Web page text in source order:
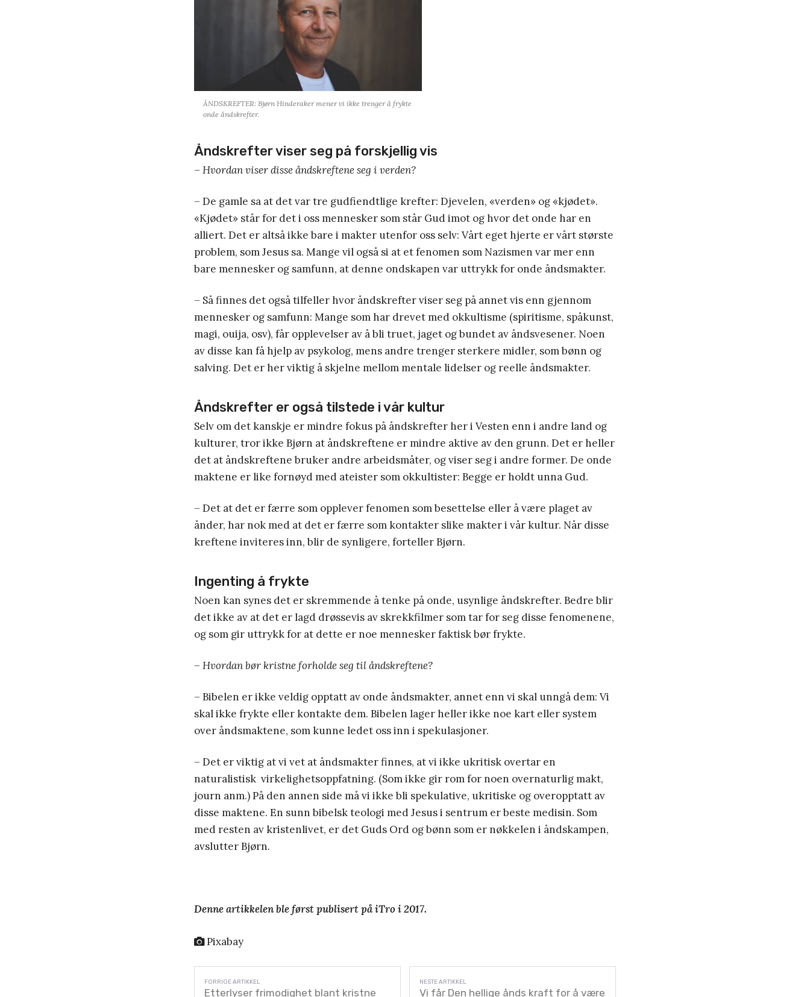
ÅNDSKREFTER: Bjørn Hinderaker mener vi ikke trenger å frykte
onde åndskrefter.
Åndskrefter viser seg på forskjellig vis
– Hvordan viser disse åndskreftene seg i verden?
– De gamle sa at det var tre gudfiendtlige krefter: Djevelen, «verden» og «kjødet».
«Kjødet» står for det i oss mennesker som står Gud imot og hvor det onde har en
alliert. Det er altså ikke bare i makter utenfor oss selv: Vårt eget hjerte er vårt største
problem, som Jesus sa. Mange vil også si at et fenomen som Nazismen var mer enn
bare mennesker og samfunn, at denne ondskapen var uttrykk for onde åndsmakter.
– Så finnes det også tilfeller hvor åndskrefter viser seg på annet vis enn gjennom
mennesker og samfunn: Mange som har drevet med okkultisme (spiritisme, spåkunst,
magi, ouija, osv), får opplevelser av å bli truet, jaget og bundet av åndsvesener. Noen
av disse kan få hjelp av psykolog, mens andre trenger sterkere midler, som bønn og
salving. Det er her viktig å skjelne mellom mentale lidelser og reelle åndsmakter.
Åndskrefter er også tilstede i vår kultur
Selv om det kanskje er mindre fokus på åndskrefter her i Vesten enn i andre land og
kulturer, tror ikke Bjørn at åndskreftene er mindre aktive av den grunn. Det er heller
det at åndskreftene bruker andre arbeidsmåter, og viser seg i andre former. De onde
maktene er like fornøyd med ateister som okkultister: Begge er holdt unna Gud.
– Det at det er færre som opplever fenomen som besettelse eller å være plaget av
ånder, har nok med at det er færre som kontakter slike makter i vår kultur. Når disse
kreftene inviteres inn, blir de synligere, forteller Bjørn.
Ingenting å frykte
Noen kan synes det er skremmende å tenke på onde, usynlige åndskrefter. Bedre blir
det ikke av at det er lagd drøssevis av skrekkfilmer som tar for seg disse fenomenene,
og som gir uttrykk for at dette er noe mennesker faktisk bør frykte.
– Hvordan bør kristne forholde seg til åndskreftene?
– Bibelen er ikke veldig opptatt av onde åndsmakter, annet enn vi skal unngå dem: Vi
skal ikke frykte eller kontakte dem. Bibelen lager heller ikke noe kart eller system
over åndsmaktene, som kunne ledet oss inn i spekulasjoner.
– Det er viktig at vi vet at åndsmakter finnes, at vi ikke ukritisk overtar en
naturalistisk virkelighetsoppfatning. (Som ikke gir rom for noen overnaturlig makt,
journ anm.) På den annen side må vi ikke bli spekulative, ukritiske og overopptatt av
disse maktene. En sunn bibelsk teologi med Jesus i sentrum er beste medisin. Som
med resten av kristenlivet, er det Guds Ord og bønn som er nøkkelen i åndskampen,
avslutter Bjørn.
Denne artikkelen ble først publisert på iTro i 2017.
Pixabay
Etterlyser frimodighet blant kristne Vi får Den hellige ånds kraft for å være